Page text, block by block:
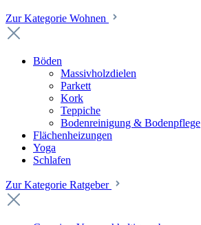
Zur Kategorie Wohnen
Böden
Massivholzdielen
Parkett
Kork
Teppiche
Bodenreinigung & Bodenpflege
Flächenheizungen
Yoga
Schlafen
Zur Kategorie Ratgeber